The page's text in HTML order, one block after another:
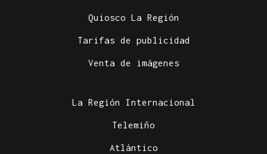
Quiosco La Región
Tarifas de publicidad
Venta de imágenes
La Región Internacional
Telemiño
Atlántico